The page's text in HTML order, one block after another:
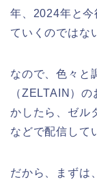
年、2024年と今
ていくのではな
なので、色々と
（ZELTAIN）
かしたら、ゼル
などで配信して
だから、まずは